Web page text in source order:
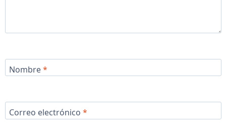
Nombre*
Correo electrónico *